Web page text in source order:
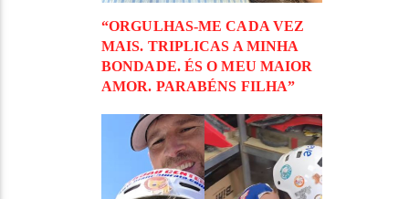
“ORGULHAS-ME CADA VEZ
MAIS. TRIPLICAS A MINHA
BONDADE. ÉS O MEU MAIOR
AMOR. PARABÉNS FILHA”